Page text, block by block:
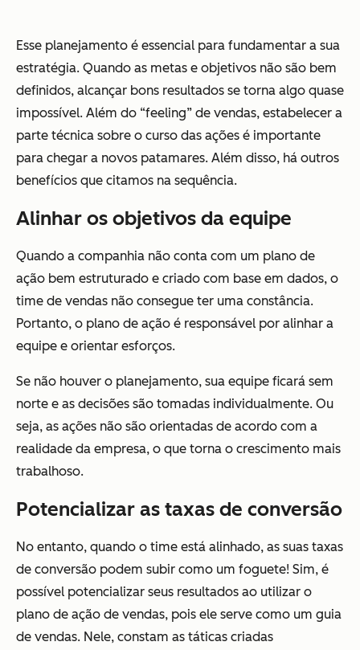
Esse planejamento é essencial para fundamentar a sua
estratégia. Quando as metas e objetivos não são bem
definidos, alcançar bons resultados se torna algo quase
impossível. Além do “feeling” de vendas, estabelecer a
parte técnica sobre o curso das ações é importante
para chegar a novos patamares. Além disso, há outros
benefícios que citamos na sequência.
Alinhar os objetivos da equipe
Quando a companhia não conta com um plano de
ação bem estruturado e criado com base em dados, o
time de vendas não consegue ter uma constância.
Portanto, o plano de ação é responsável por alinhar a
equipe e orientar esforços.
Se não houver o planejamento, sua equipe ficará sem
norte e as decisões são tomadas individualmente. Ou
seja, as ações não são orientadas de acordo com a
realidade da empresa, o que torna o crescimento mais
trabalhoso.
Potencializar as taxas de conversão
No entanto, quando o time está alinhado, as suas taxas
de conversão podem subir como um foguete! Sim, é
possível potencializar seus resultados ao utilizar o
plano de ação de vendas, pois ele serve como um guia
de vendas. Nele, constam as táticas criadas